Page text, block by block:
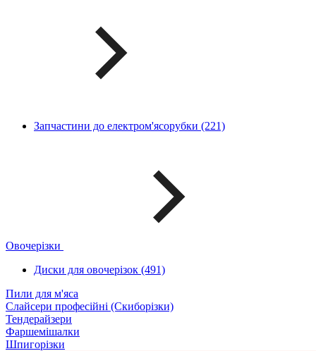
Запчастини до електром'ясорубки (221)
Овочерізки
Диски для овочерізок (491)
Пили для м'яса
Слайсери професійні (Скиборізки)
Тендерайзери
Фаршемішалки
Шпигорізки